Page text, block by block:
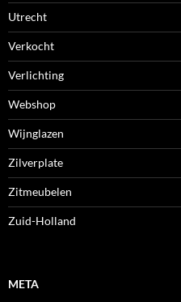
Utrecht
Verkocht
Verlichting
Webshop
Wijnglazen
Zilverplate
Zitmeubelen
Zuid-Holland
META